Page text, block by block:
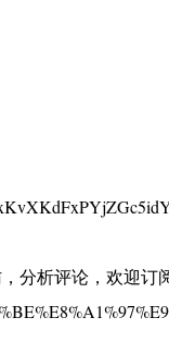
分析评论，欢迎订